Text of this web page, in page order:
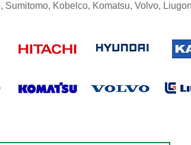
Sumitomo, Kobelco, Komatsu, Volvo,